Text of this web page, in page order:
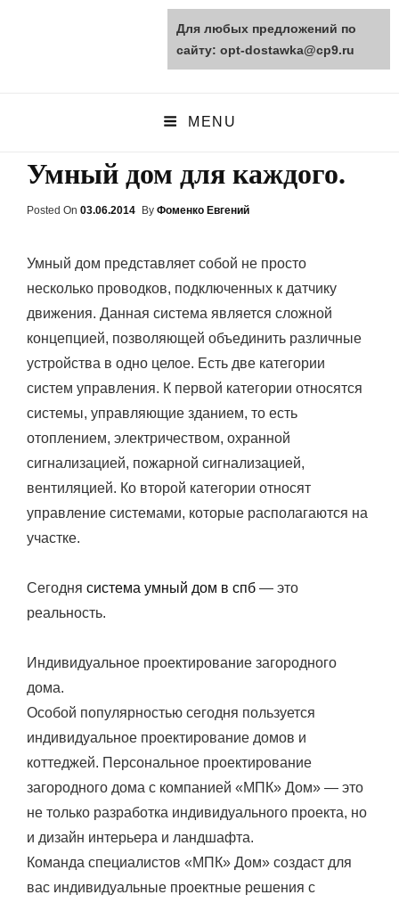
opt-dostawka.ru
MENU
Умный дом для каждого.
Posted On Posted
03.06.2014 By Фоменко Евгений
Умный дом представляет собой не просто
несколько проводков, подключенных к датчику
движения. Данная система является сложной
концепцией, позволяющей объединить различные
устройства в одно целое. Есть две категории
систем управления. К первой категории относятся
системы, управляющие зданием, то есть
отоплением, электричеством, охранной
сигнализацией, пожарной сигнализацией,
вентиляцией. Ко второй категории относят
управление системами, которые располагаются на
участке.
Сегодня система умный дом в спб — это
реальность.
Индивидуальное проектирование загородного
дома.
Особой популярностью сегодня пользуется
индивидуальное проектирование домов и
коттеджей. Персональное проектирование
загородного дома с компанией «МПК» Дом» — это
не только разработка индивидуального проекта, но
и дизайн интерьера и ландшафта.
Команда специалистов «МПК» Дом» создаст для
вас индивидуальные проектные решения с
Для любых предложений по
сайту: opt-dostawka@cp9.ru